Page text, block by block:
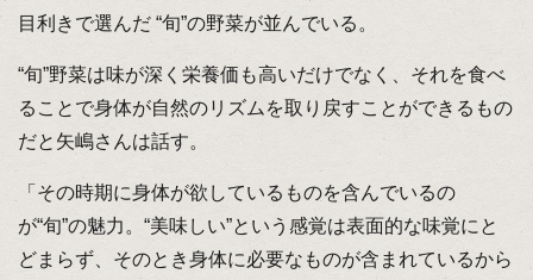
目利きで選んだ “旬”の野菜が並んでいる。
“旬”野菜は味が深く栄養価も高いだけでなく、それを食べ
ることで身体が自然のリズムを取り戻すことができるもの
だと矢嶋さんは話す。
「その時期に身体が欲しているものを含んでいるの
が“旬”の魅力。“美味しい”という感覚は表面的な味覚にと
どまらず、そのとき身体に必要なものが含まれているから